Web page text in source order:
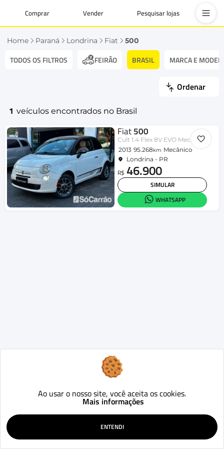
Comprar Vender Pesquisar lojas
Home Paraná Londrina Fiat 500
TODOS OS FILTROS FEIRÃO BRASIL MARCA E
Ordenar
1 veículos encontrados no Brasil
Fiat500
Cult 1.4 Flex 8V EVO Mec.
2013 95.268km Mecânico
Londrina - PR
R$ 46.900
SIMULAR
WHATSAPP
Ao usar o nosso site, você aceita os cookies.
Mais informações
ENTENDI